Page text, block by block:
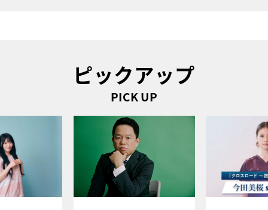
ピックアップ
PICK UP